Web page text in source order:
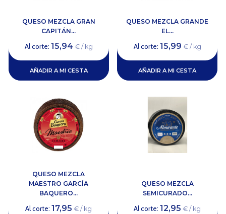
QUESO MEZCLA GRAN
CAPITÁN...
Al corte: 15,94 € / kg
AÑADIR A MI CESTA
QUESO MEZCLA GRANDE
EL...
Al corte: 15,99 € / kg
AÑADIR A MI CESTA
QUESO MEZCLA
MAESTRO GARCÍA
BAQUERO...
Al corte:17,95 € / kg
QUESO MEZCLA
SEMICURADO...
Al corte:12,95 € / kg